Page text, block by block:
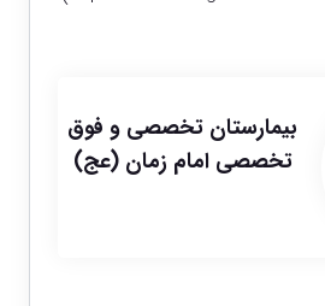
بیمارستان تخصصی و فوق
تخصصی امام زمان (عج)